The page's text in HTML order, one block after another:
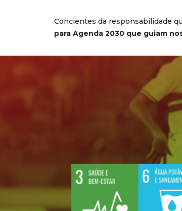
Concientes da responsabilidade
para Agenda 2030 que guiam